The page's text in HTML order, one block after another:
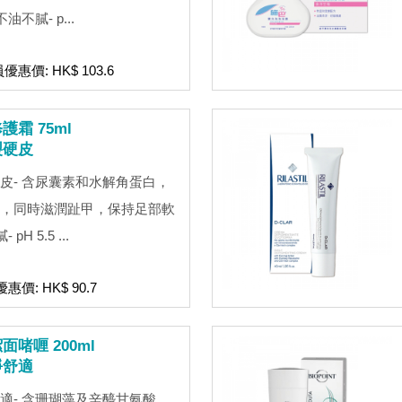
油不膩- p...
惠價: HK$ 103.6
霜 75ml
皮
- 含尿囊素和水解角蛋白，
同時滋潤趾甲，保持足部軟
- pH 5.5 ...
惠價: HK$ 90.7
啫喱 200ml
適
- 含珊瑚藻及辛醯甘氨酸，